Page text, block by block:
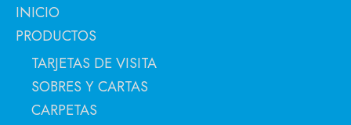
INICIO
PRODUCTOS
TARJETAS DE VISITA
SOBRES Y CARTAS
CARPETAS